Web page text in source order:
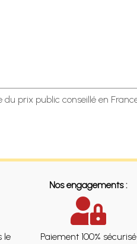
du prix public conseillé en
Nos engagements :
le
Paiement 100% sécurisé